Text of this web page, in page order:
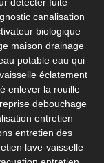
detecter fuite
canalisation
biologique
maison drainage
potable eau qui
éclatement
enlever la rouille
debouchage
entretien
entretien des
lave-vaisselle